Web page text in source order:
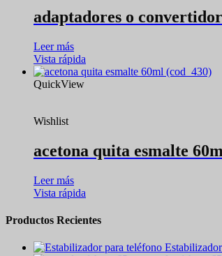
adaptadores o
Leer más
Vista rápida
QuickView
Wishlist
acetona quita esmalte
Leer más
Vista rápida
Productos Recientes